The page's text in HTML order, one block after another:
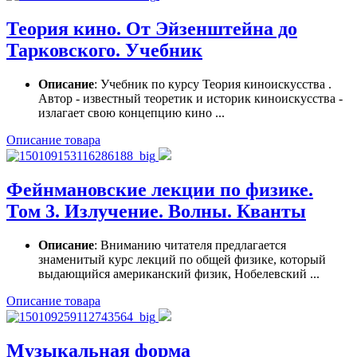
Теория кино. От Эйзенштейна до
Тарковского. Учебник
Описание: Учебник по курсу Теория киноискусства .
Автор - известный теоретик и историк киноискусства -
излагает свою концепцию кино ...
Описание товара
Фейнмановские лекции по физике.
Том 3. Излучение. Волны. Кванты
Описание: Вниманию читателя предлагается
знаменитый курс лекций по общей физике, который
выдающийся американский физик, Нобелевский ...
Описание товара
Музыкальная форма